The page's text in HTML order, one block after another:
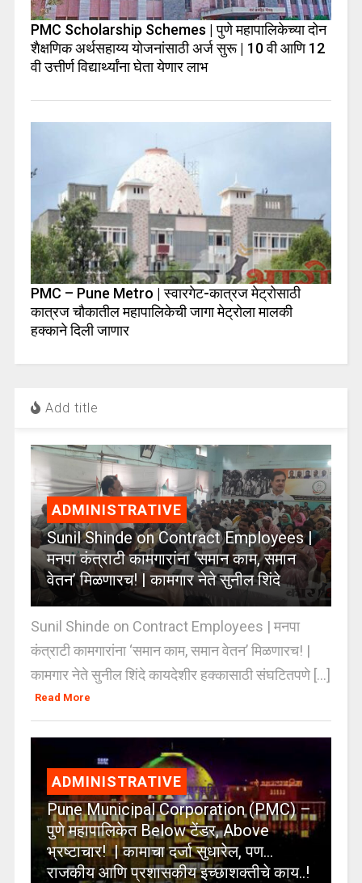
PMC Scholarship Schemes | पुणे महापालिकेच्या दोन
शैक्षणिक अर्थसहाय्य योजनांसाठी अर्ज सुरू | 10 वी आणि 12
वी उत्तीर्ण विद्यार्थ्यांना घेता येणार लाभ
PMC – Pune Metro | स्वारगेट-कात्रज मेट्रोसाठी
कात्रज चौकातील महापालिकेची जागा मेट्रोला मालकी
हक्काने दिली जाणार
Add title
ADMINISTRATIVE
Sunil Shinde on Contract Employees |
मनपा कंत्राटी कामगारांना ‘समान काम, समान
वेतन’ मिळणारच! | कामगार नेते सुनील शिंदे
Sunil Shinde on Contract Employees | मनपा
कंत्राटी कामगारांना ‘समान काम, समान वेतन’ मिळणारच! |
कामगार नेते सुनील शिंदे कायदेशीर हक्कासाठी संघटितपणे [...]
Read More
ADMINISTRATIVE
Pune Municipal Corporation (PMC) –
पुणे महापालिकेत Below टेंडर, Above
भ्रष्टाचार! | कामाचा दर्जा सुधारेल, पण…
राजकीय आणि प्रशासकीय इच्छाशक्तीचे काय..!